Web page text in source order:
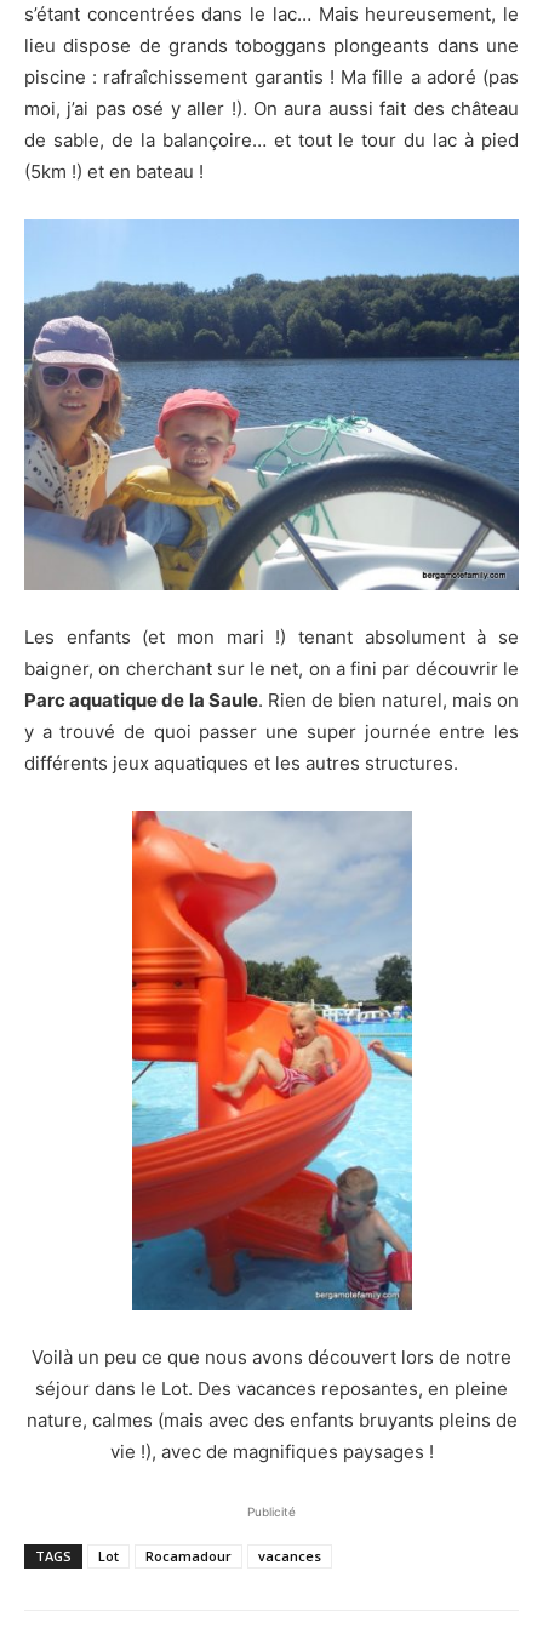
s’étant concentrées dans le lac… Mais heureusement, le
lieu dispose de grands toboggans plongeants dans une
piscine : rafraîchissement garantis ! Ma fille a adoré (pas
moi, j’ai pas osé y aller !). On aura aussi fait des château
de sable, de la balançoire… et tout le tour du lac à pied
(5km !) et en bateau !
Les enfants (et mon mari !) tenant absolument à se
baigner, on cherchant sur le net, on a fini par découvrir le
Parc aquatique de la Saule. Rien de bien naturel, mais on
y a trouvé de quoi passer une super journée entre les
différents jeux aquatiques et les autres structures.
Voilà un peu ce que nous avons découvert lors de notre
séjour dans le Lot. Des vacances reposantes, en pleine
nature, calmes (mais avec des enfants bruyants pleins de
vie !), avec de magnifiques paysages !
Publicité
TAGS Lot Rocamadour vacances